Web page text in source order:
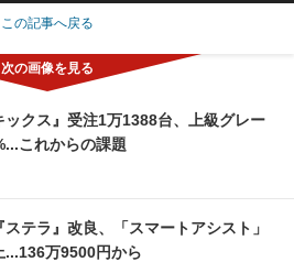
この記事へ戻る
ックス』受注1万1388台、上級グレー
これからの課題
ステラ』改良、「スマートアシスト」
...136万9500円から